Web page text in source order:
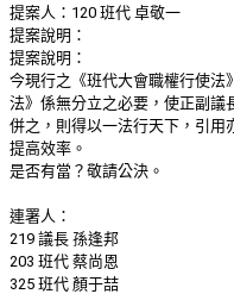
提案人：120 班代 卓敬一
提案說明：
提案說明：
今現行之《班代大會職權行使法
法》係無分立之必要，使正副議
併之，則得以一法行天下，引用
提高效率。
是否有當？敬請公決。
連署人：
219 議長 孫逢邦
203 班代 蔡尚恩
325 班代 顏于喆